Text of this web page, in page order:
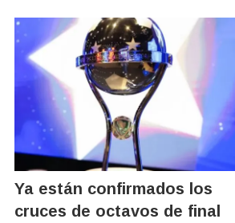
Ya están confirmados los
cruces de octavos de final